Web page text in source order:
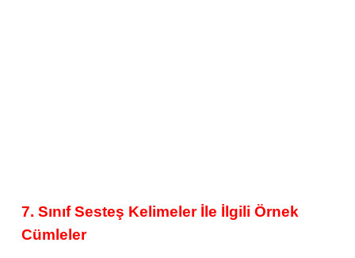
7. Sınıf Sesteş Kelimeler İle İlgili Örnek
Cümleler